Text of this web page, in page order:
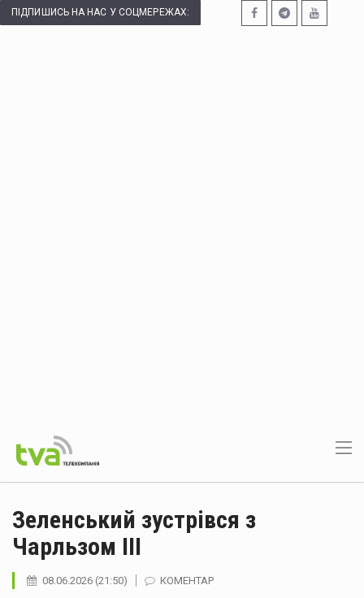
ПІДПИШИСЬ НА НАС У СОЦМЕРЕЖАХ:
Зеленський зустрівся з
Чарльзом III
08.06.2026 (21:50) КОМЕНТАР